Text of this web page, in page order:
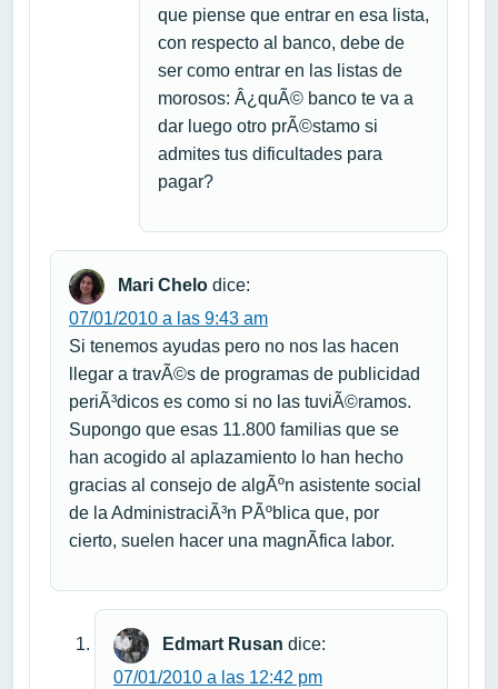
que piense que entrar en esa lista,
con respecto al banco, debe de
ser como entrar en las listas de
morosos: Â¿quÃ© banco te va a
dar luego otro prÃ©stamo si
admites tus dificultades para
pagar?
Mari Chelo dice:
07/01/2010 a las 9:43 am
Si tenemos ayudas pero no nos las hacen
llegar a travÃ©s de programas de publicidad
periÃ³dicos es como si no las tuviÃ©ramos.
Supongo que esas 11.800 familias que se
han acogido al aplazamiento lo han hecho
gracias al consejo de algÃºn asistente social
de la AdministraciÃ³n PÃºblica que, por
cierto, suelen hacer una magnÃ­fica labor.
Edmart Rusan dice:
07/01/2010 a las 12:42 pm